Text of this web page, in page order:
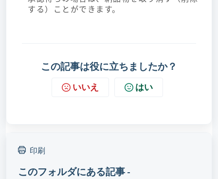
する）ことができます。
この記事は役に立ちましたか？
いいえ はい
印刷
このフォルダにある記事 -